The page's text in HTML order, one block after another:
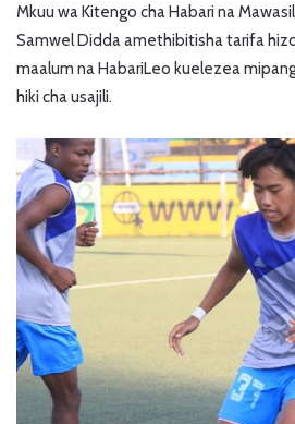
Mkuu wa Kitengo cha Habari na
Samwel Didda amethibitisha tarifa
maalum na HabariLeo kuelezea
hiki cha usajili.